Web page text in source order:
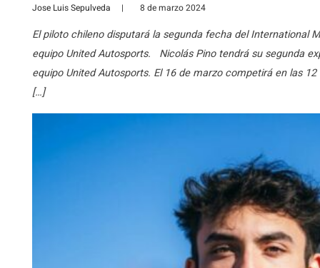
Jose Luis Sepulveda | 8 de marzo 2024
El piloto chileno disputará la segunda fecha del International
equipo United Autosports. Nicolás Pino tendrá su segunda
equipo United Autosports. El 16 de marzo competirá en las
[…]